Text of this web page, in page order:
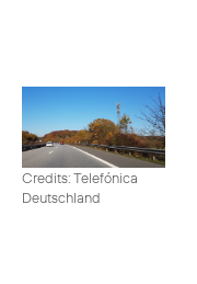
Credits: Telefónica
Deutschland